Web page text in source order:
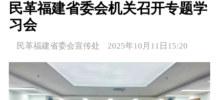
民革福建省委会机关召开专题学
习会
民革福建省委会宣传处 2025年10月11日15:20